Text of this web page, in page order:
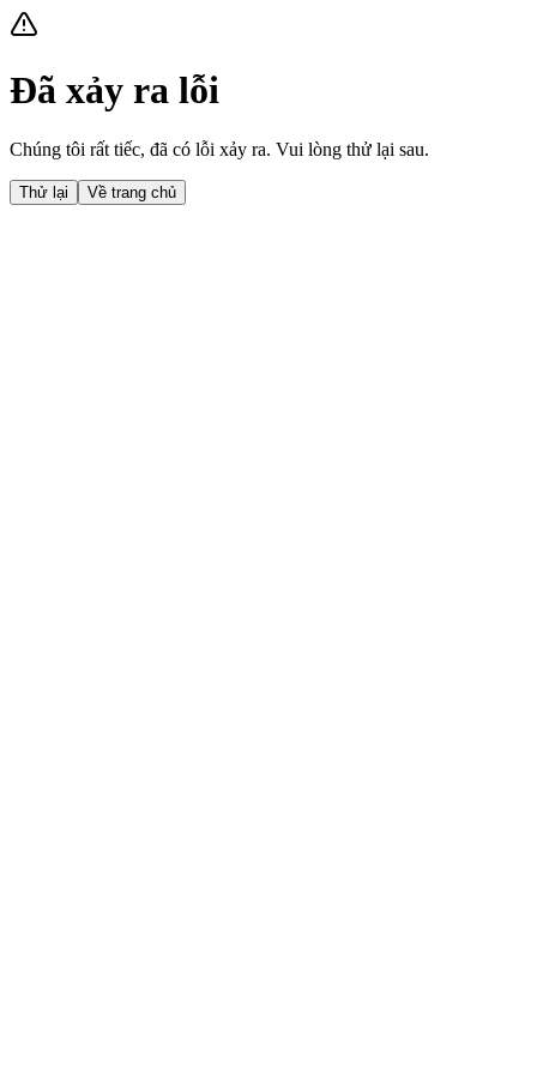
Đã xảy ra lỗi
Chúng tôi rất tiếc, đã có lỗi xảy ra. Vui lòng thử lại sau.
Thử lại Về trang chủ